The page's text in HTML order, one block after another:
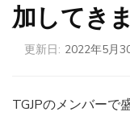
加してき
更新日: 2022年5月
TGJPのメンバーで